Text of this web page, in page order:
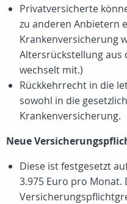
Privatversicherte
zu anderen Anbietern
Krankenversicherung
Altersrückstellung aus
wechselt mit.)
Rückkehrrecht in die
sowohl in die
Krankenversicherung.
Neue
Diese ist festgesetzt
3.975 Euro pro Monat.